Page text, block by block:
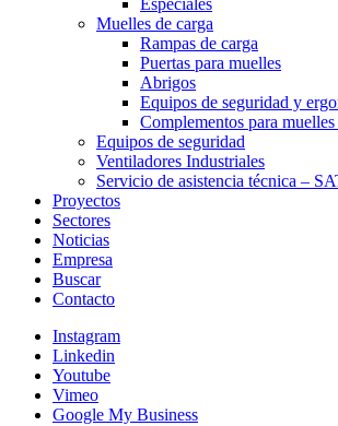
Especiales
Muelles de carga
Rampas de carga
Puertas para muelles
Abrigos
Equipos de seguridad y
Complementos para muelles
Equipos de seguridad
Ventiladores Industriales
Servicio de asistencia técnica –
Proyectos
Sectores
Noticias
Empresa
Buscar
Contacto
Instagram
Linkedin
Youtube
Vimeo
Google My Business